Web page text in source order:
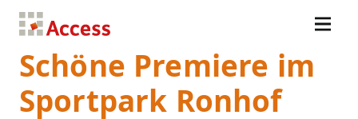
Schöne Premiere im
Sportpark Ronhof